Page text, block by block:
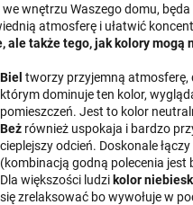
we wnętrzu Waszego domu,
atmosferę i ułatwić
ale także tego, jak kolory mogą
Biel tworzy przyjemną atmosferę,
którym dominuje ten kolor,
pomieszczeń. Jest to kolor
Beż również uspokaja i bardzo
cieplejszy odcień. Doskonale
(kombinacją godną polecenia jest
Dla większości ludzi kolor
się zrelaksować bo wywołuje w